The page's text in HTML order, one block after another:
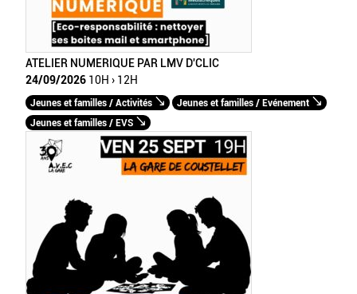
ATELIER NUMERIQUE PAR LMV D'CLIC
24/09/2026 10H › 12H
Jeunes et familles / Activités
Jeunes et familles / Evénement
Jeunes et familles / EVS